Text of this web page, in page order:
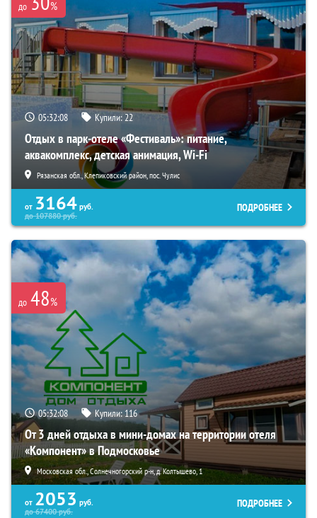
до %
05:32:07 Купили:22
Отдых в парк-отеле «Фестиваль»: питание,
аквакомплекс, детская анимация, Wi-Fi
Рязанская обл., Клепиковский район, пос. Чулис
от 3164 руб.
до107880руб.
ПОДРОБНЕЕ
до 48%
05:32:07 Купили: 116
От 3 дней отдыха в мини-домах на территории отеля
«Компонент» в Подмосковье
Московская обл., Солнечногорский р-н, д. Колтышево, 1
от 2053 руб.
до67400руб.
ПОДРОБНЕЕ